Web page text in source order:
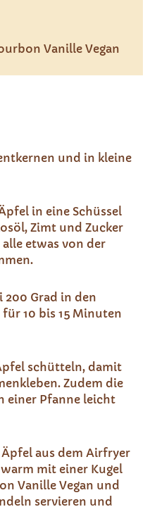
Vanille Vegan
und in kleine
in eine Schüssel
Zimt und Zucker
alle etwas von der
Grad in den
10 bis 15 Minuten
schütteln, damit
Zudem die
einer Pfanne leicht
aus dem Airfryer
mit einer Kugel
Vanille Vegan und
servieren und